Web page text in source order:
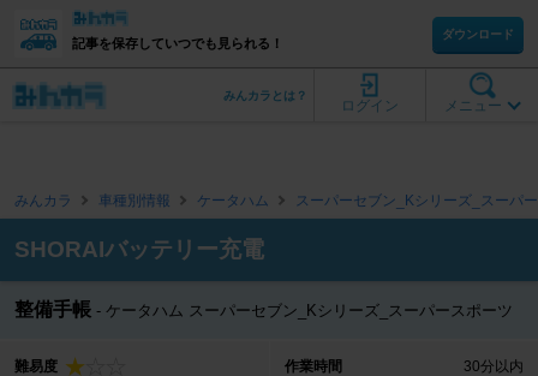
記事を保存していつでも見られる！
ダウンロード
メニュー
ログイン
みんカラとは？
みんカラ 車種別情報 ケータハム スーパーセブン_Kシリーズ_スーパ
SHORAIバッテリー充電
整備手帳 ケータハム スーパーセブン_Kシリーズ_スーパースポーツ
難易度 作業時間 30分以内